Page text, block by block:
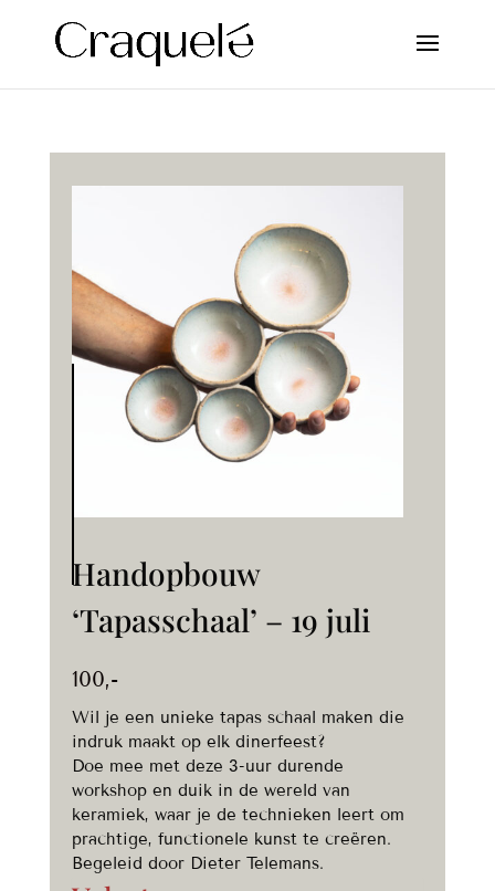
Handopbouw
‘Tapasschaal’ – 19 juli
100,-
Wil je een unieke tapas schaal maken die
indruk maakt op elk dinerfeest?
Doe mee met deze 3-uur durende
workshop en duik in de wereld van
keramiek, waar je de technieken leert om
prachtige, functionele kunst te creëren.
Begeleid door Dieter Telemans.